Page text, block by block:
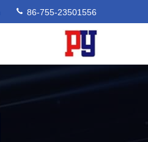
86-755-23501556